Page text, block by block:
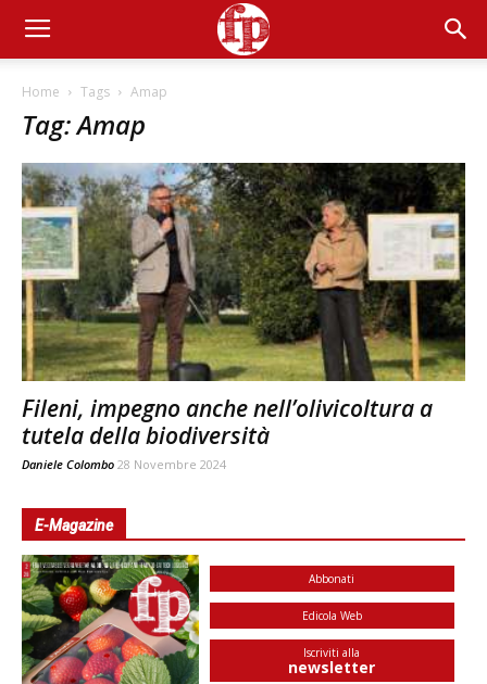
Home Tags Amap
Tag: Amap
Fileni, impegno anche nell’olivicoltura a
tutela della biodiversità
Daniele Colombo 28 Novembre 2024
E-Magazine
Abbonati
Edicola Web
Iscriviti alla
newsletter